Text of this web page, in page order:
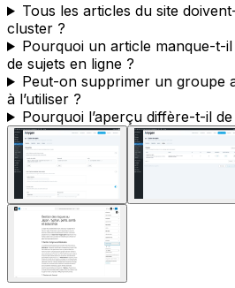
Tous les articles du site
cluster ?
Pourquoi un article manque-t-
de sujets en ligne ?
Peut-on supprimer un groupe
à l’utiliser ?
Pourquoi l’aperçu diffère-t-il